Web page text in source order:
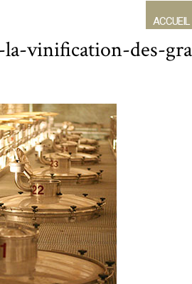
ACCUEIL
vinification-des-